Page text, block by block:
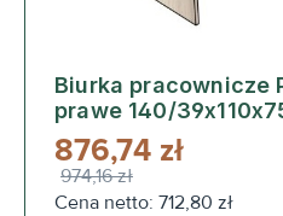
Biurka pracownicze
prawe 140/
876,74 zł
974,16 zł
Cena netto: 712,80 zł